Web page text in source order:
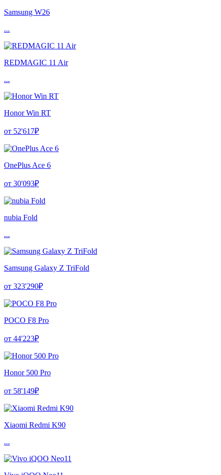
Samsung W26
...
REDMAGIC 11 Air
...
Honor Win RT
от 52'617₽
OnePlus Ace 6
от 30'093₽
nubia Fold
...
Samsung Galaxy Z TriFold
от 323'290₽
POCO F8 Pro
от 44'223₽
Honor 500 Pro
от 58'149₽
Xiaomi Redmi K90
...